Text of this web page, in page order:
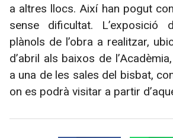
a altres llocs. Així han pogut
sense dificultat. L’exposició
plànols de l’obra a realitzar,
d’abril als baixos de
a una de les sales del bisbat,
on es podrà visitar a partir